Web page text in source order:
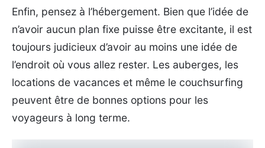
Enfin, pensez à l’hébergement. Bien que l’idée de
n’avoir aucun plan fixe puisse être excitante, il est
toujours judicieux d’avoir au moins une idée de
l’endroit où vous allez rester. Les auberges, les
locations de vacances et même le couchsurfing
peuvent être de bonnes options pour les
voyageurs à long terme.